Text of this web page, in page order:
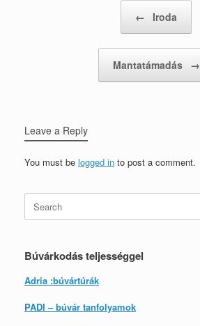
← Iroda
Mantatámadás →
Leave a Reply
You must be logged in to post a comment.
Search
for:
Búvárkodás teljességgel
Adria :búvártúrák
PADI – búvár tanfolyamok